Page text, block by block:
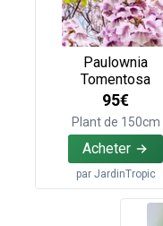
Paulownia
Tomentosa
95€
Plant de 150cm
Acheter
par JardinTropic